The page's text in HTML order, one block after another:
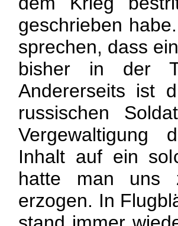
geschrieben
sprechen, dass
bisher in der
Andererseits ist
russischen
Vergewaltigung
Inhalt auf ein
hatte man uns
erzogen. In